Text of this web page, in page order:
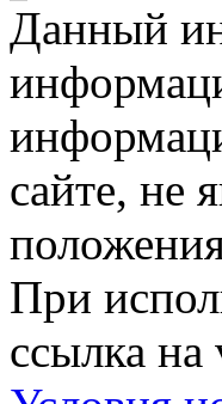
Данный
сайте, не
При
ссылка